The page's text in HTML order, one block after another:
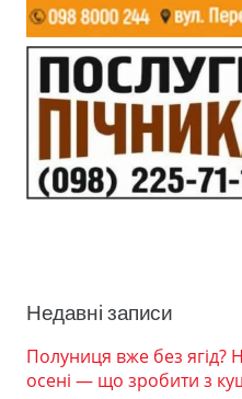
Недавні записи
Полуниця вже без ягід?
осені — що зробити з